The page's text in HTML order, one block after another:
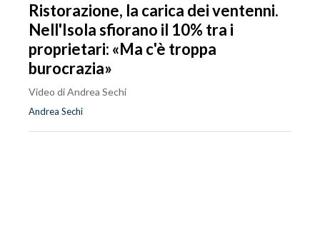
Ristorazione, la carica dei ventenni.
Nell'Isola sfiorano il 10% tra i
proprietari: «Ma c'è troppa
burocrazia»
Video di Andrea Sechi
Andrea Sechi